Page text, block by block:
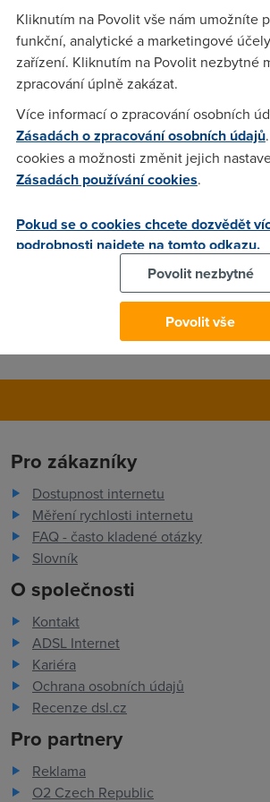
Mnohé USB stálice zůstávají, ale
do vašich zdířek. Třeba úchylný pes
znuděný operátor call centra(21.12.2010
Slušně napsaný, pobavil jsem se :D palec
Asi bych to doma mít nemohl. Teď je i
prodávají v jednom sexshopu, jmenuje se
http://www.ruzovyslon.cz/vstroker/
dívkou z virtuálního světa.Ale živá ženská
Pro zákazníky
Dostupnost internetu
Měření rychlosti internetu
FAQ - často kladené otázky
Slovník
O společnosti
Kontakt
ADSL Internet
Kariéra
Ochrana osobních údajů
Recenze dsl.cz
Pro partnery
Reklama
O2 Czech Republic
Kliknutím na Povolit vše nám umožníte
funkční, analytické a marketingové
zařízení. Kliknutím na Povolit nezbytné
zpracování úplně zakázat.
Více informací o zpracování osobních
Zásadách o zpracování osobních údajů
cookies a možnosti změnit jejich
Zásadách používání cookies.
Pokud se o cookies chcete dozvědět
podrobnosti najdete na tomto odkazu.
Povolit nezbytné
Povolit vše